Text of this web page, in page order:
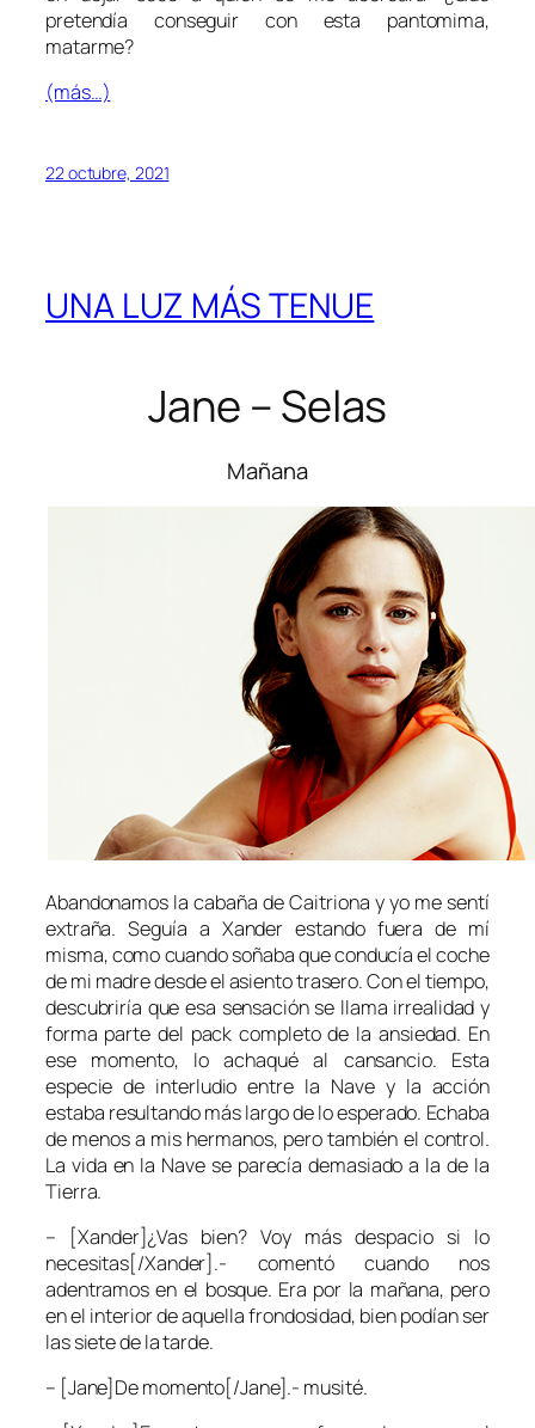
pretendía conseguir con esta pantomima,
matarme?
(más…)
22 octubre, 2021
UNA LUZ MÁS TENUE
Jane – Selas
Mañana
Abandonamos la cabaña de Caitriona y yo me sentí
extraña. Seguía a Xander estando fuera de mí
misma, como cuando soñaba que conducía el coche
de mi madre desde el asiento trasero. Con el tiempo,
descubriría que esa sensación se llama irrealidad y
forma parte del pack completo de la ansiedad. En
ese momento, lo achaqué al cansancio. Esta
especie de interludio entre la Nave y la acción
estaba resultando más largo de lo esperado. Echaba
de menos a mis hermanos, pero también el control.
La vida en la Nave se parecía demasiado a la de la
Tierra.
– [Xander]¿Vas bien? Voy más despacio si lo
necesitas[/Xander].- comentó cuando nos
adentramos en el bosque. Era por la mañana, pero
en el interior de aquella frondosidad, bien podían ser
las siete de la tarde.
– [Jane]De momento[/Jane].- musité.